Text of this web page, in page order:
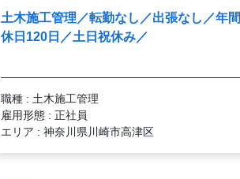
土木施工管理／転勤なし／出張なし／年間
休日120日／土日祝休み／
職種 : 土木施工管理
雇用形態 : 正社員
エリア : 神奈川県川崎市高津区